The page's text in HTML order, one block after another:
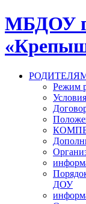
МБДОУ
Режим
ДОУ